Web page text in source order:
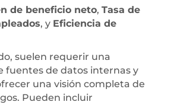
de beneficio neto, Tasa de
, y Eficiencia de
suelen requerir una
fuentes de datos internas y
una visión completa de
Pueden incluir